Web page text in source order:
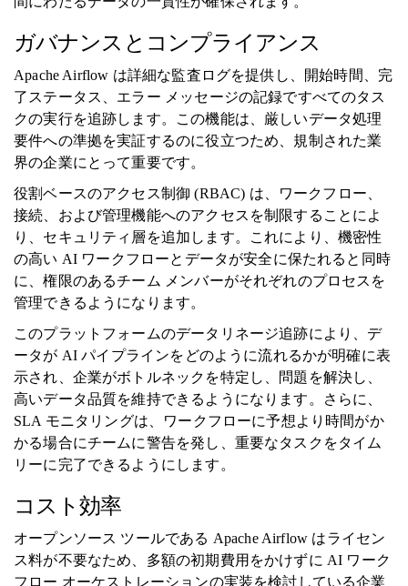
ガバナンスとコンプライアンス
Apache Airflow は詳細な監査ログを提供し、開始時間、完
了ステータス、エラー メッセージの記録ですべてのタス
クの実行を追跡します。この機能は、厳しいデータ処理
要件への準拠を実証するのに役立つため、規制された業
界の企業にとって重要です。
役割ベースのアクセス制御 (RBAC) は、ワークフロー、
接続、および管理機能へのアクセスを制限することによ
り、セキュリティ層を追加します。これにより、機密性
の高い AI ワークフローとデータが安全に保たれると同時
に、権限のあるチーム メンバーがそれぞれのプロセスを
管理できるようになります。
このプラットフォームのデータリネージ追跡により、デ
ータが AI パイプラインをどのように流れるかが明確に表
示され、企業がボトルネックを特定し、問題を解決し、
高いデータ品質を維持できるようになります。さらに、
SLA モニタリングは、ワークフローに予想より時間がか
かる場合にチームに警告を発し、重要なタスクをタイム
リーに完了できるようにします。
コスト効率
オープンソース ツールである Apache Airflow はライセン
ス料が不要なため、多額の初期費用をかけずに AI ワーク
フロー オーケストレーションの実装を検討している企業